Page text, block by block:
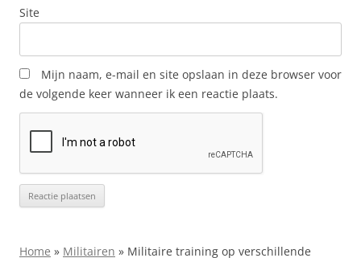
Site
Mijn naam, e-mail en site opslaan in deze browser voor
de volgende keer wanneer ik een reactie plaats.
Home » Militairen » Militaire training op verschillende